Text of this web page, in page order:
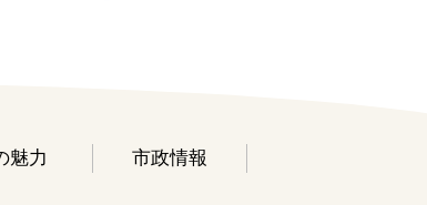
魅力 市政情報